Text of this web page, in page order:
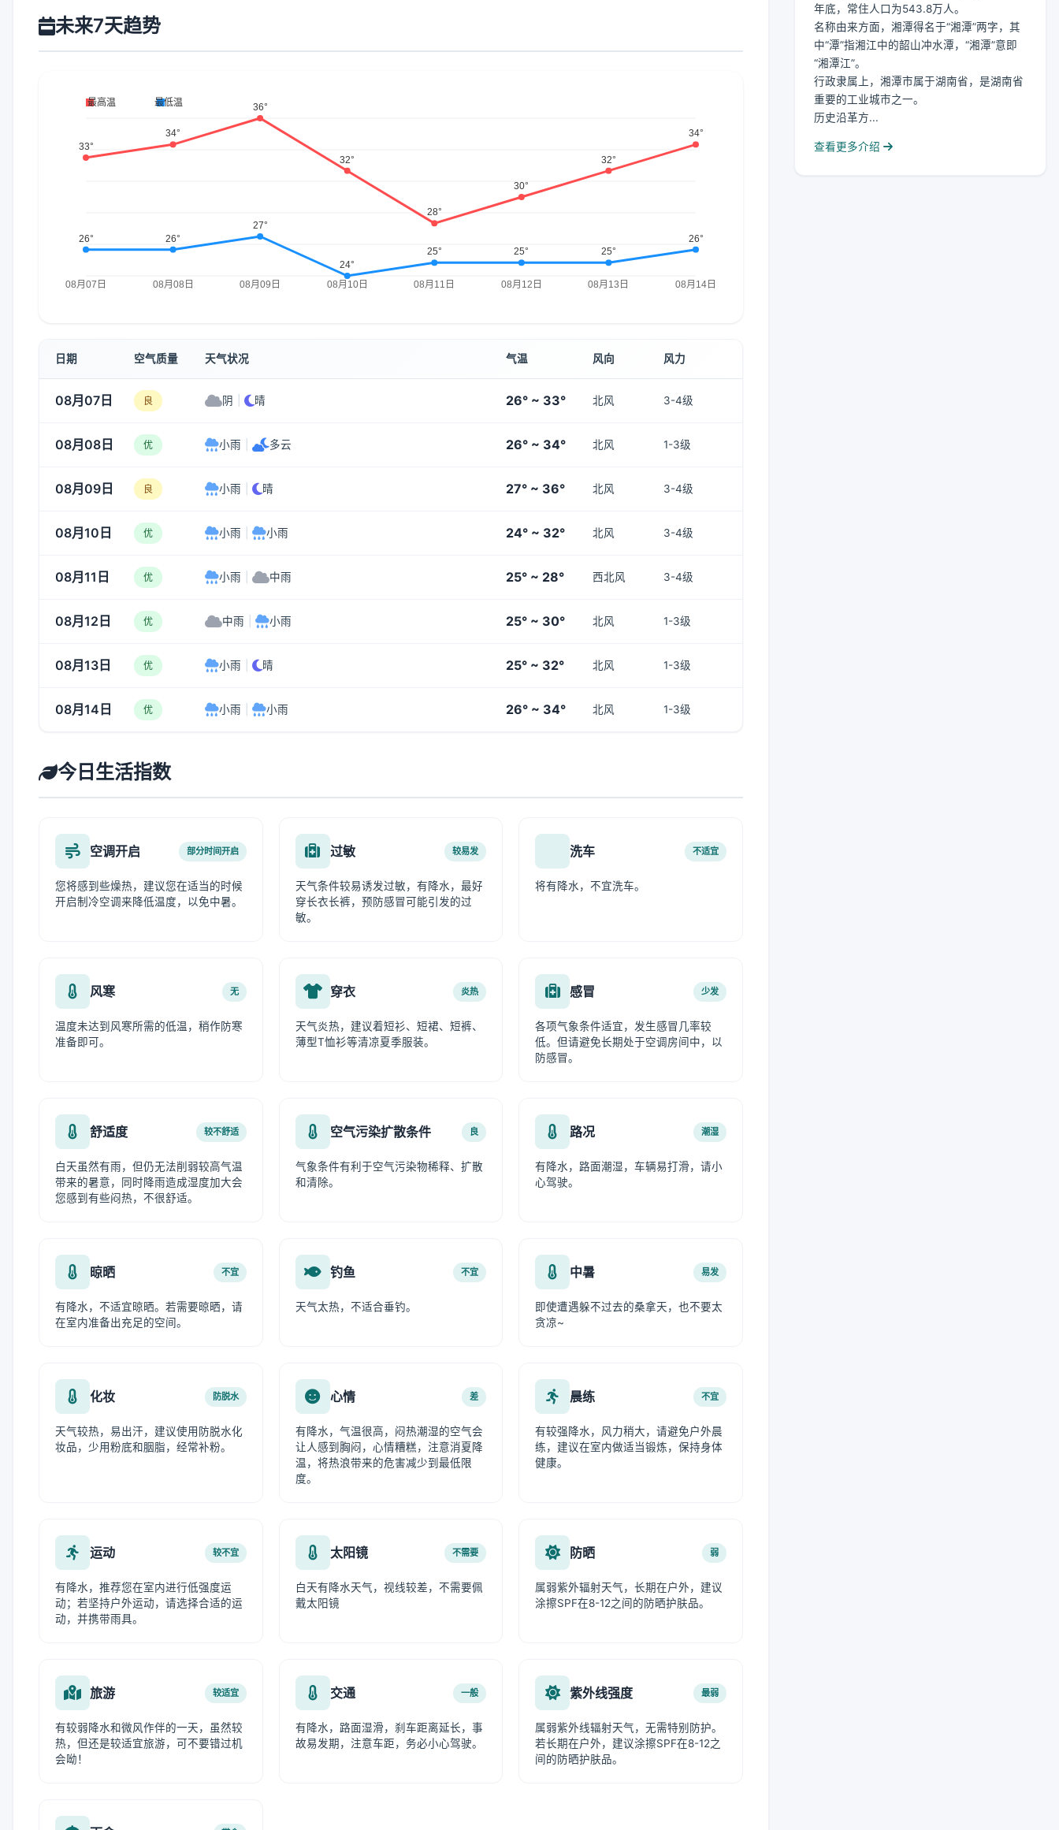
未来7天趋势
日期 空气质量 天气状况 气温 风向 风力
08月07日 良 阴 晴 26° ~ 33° 北风 3-4级
08月08日 优 小雨 多云 26° ~ 34° 北风 1-3级
08月09日 良 小雨 晴 27° ~ 36° 北风 3-4级
08月10日 优 小雨 小雨 24° ~ 32° 北风 3-4级
08月11日 优 小雨 中雨 25° ~ 28° 西北风 3-4级
08月12日 优 中雨 小雨 25° ~ 30° 北风 1-3级
08月13日 优 小雨 晴 25° ~ 32° 北风 1-3级
08月14日 优 小雨 小雨 26° ~ 34° 北风 1-3级
今日生活指数
空调开启 部分时间开启
您将感到些燥热，建议您在适当的时候
开启制冷空调来降低温度，以免中暑。
过敏 较易发
天气条件较易诱发过敏，有降水，最好
穿长衣长裤，预防感冒可能引发的过
敏。
洗车 不适宜
将有降水，不宜洗车。
风寒 无
温度未达到风寒所需的低温，稍作防寒
准备即可。
穿衣 炎热
天气炎热，建议着短衫、短裙、短裤、
薄型T恤衫等清凉夏季服装。
感冒 少发
各项气象条件适宜，发生感冒几率较
低。但请避免长期处于空调房间中，以
防感冒。
舒适度 较不舒适
白天虽然有雨，但仍无法削弱较高气温
带来的暑意，同时降雨造成湿度加大会
您感到有些闷热，不很舒适。
空气污染扩散条件 良
气象条件有利于空气污染物稀释、扩散
和清除。
路况 潮湿
有降水，路面潮湿，车辆易打滑，请小
心驾驶。
晾晒 不宜
有降水，不适宜晾晒。若需要晾晒，请
在室内准备出充足的空间。
钓鱼 不宜
天气太热，不适合垂钓。
中暑 易发
即使遭遇躲不过去的桑拿天，也不要太
贪凉~
化妆 防脱水
天气较热，易出汗，建议使用防脱水化
妆品，少用粉底和胭脂，经常补粉。
心情 差
有降水，气温很高，闷热潮湿的空气会
让人感到胸闷，心情糟糕，注意消夏降
温，将热浪带来的危害减少到最低限
度。
晨练 不宜
有较强降水，风力稍大，请避免户外晨
练，建议在室内做适当锻炼，保持身体
健康。
运动 较不宜
有降水，推荐您在室内进行低强度运
动；若坚持户外运动，请选择合适的运
动，并携带雨具。
太阳镜 不需要
白天有降水天气，视线较差，不需要佩
戴太阳镜
防晒 弱
属弱紫外辐射天气，长期在户外，建议
涂擦SPF在8-12之间的防晒护肤品。
旅游 较适宜
有较弱降水和微风作伴的一天，虽然较
热，但还是较适宜旅游，可不要错过机
会呦！
交通 一般
有降水，路面湿滑，刹车距离延长，事
故易发期，注意车距，务必小心驾驶。
紫外线强度 最弱
属弱紫外线辐射天气，无需特别防护。
若长期在户外，建议涂擦SPF在8-12之
间的防晒护肤品。
年底，常住人口为543.8万人。
名称由来方面，湘潭得名于“湘潭”两字，其
中“潭”指湘江中的韶山冲水潭，“湘潭”意即
“湘潭江”。
行政隶属上，湘潭市属于湖南省，是湖南省
重要的工业城市之一。
历史沿革方...
查看更多介绍